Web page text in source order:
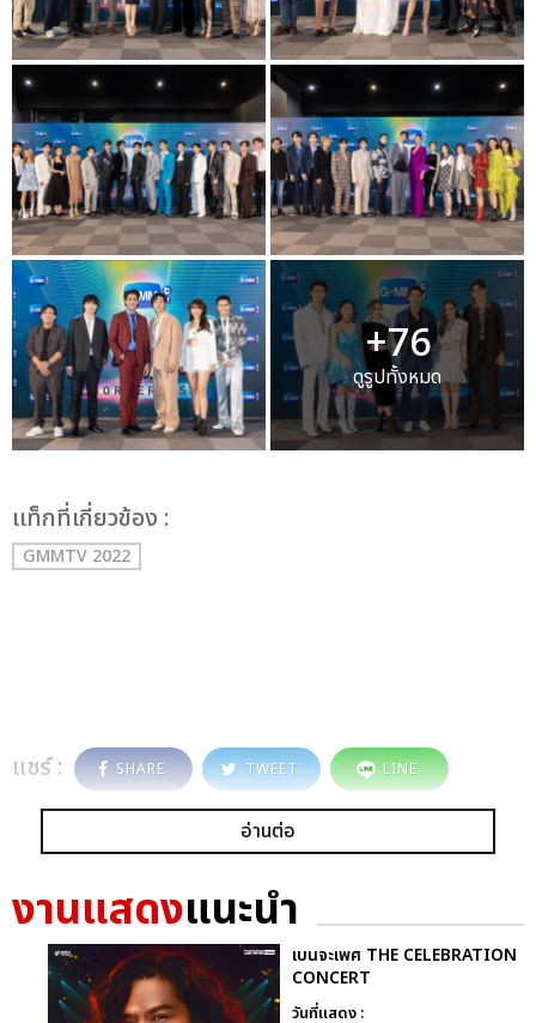
+76
ดูรูปทั้งหมด
เเท็กที่เกี่ยวข้อง :
GMMTV 2022
แชร์ : SHARE TWEET LINE
อ่านต่อ
งานแสดงแนะนำ
เบนจะเพศ THE CELEBRATION
CONCERT
วันที่แสดง :